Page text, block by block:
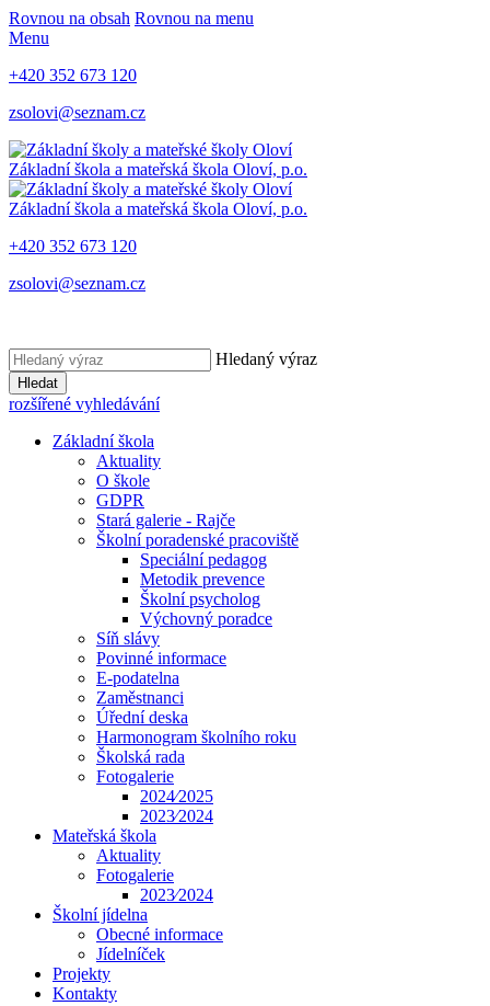
Rovnou na obsah Rovnou na menu
Menu
+420 352 673 120
zsolovi@seznam.cz
Základní škola a mateřská škola Oloví, p.o.
Základní škola a mateřská škola Oloví, p.o.
+420 352 673 120
zsolovi@seznam.cz
Hledaný výraz
Hledat
rozšířené vyhledávání
Základní škola
Aktuality
O škole
GDPR
Stará galerie - Rajče
Školní poradenské pracoviště
Speciální pedagog
Metodik prevence
Školní psycholog
Výchovný poradce
Síň slávy
Povinné informace
E-podatelna
Zaměstnanci
Úřední deska
Harmonogram školního roku
Školská rada
Fotogalerie
2024⁄2025
2023⁄2024
Mateřská škola
Aktuality
Fotogalerie
2023⁄2024
Školní jídelna
Obecné informace
Jídelníček
Projekty
Kontakty